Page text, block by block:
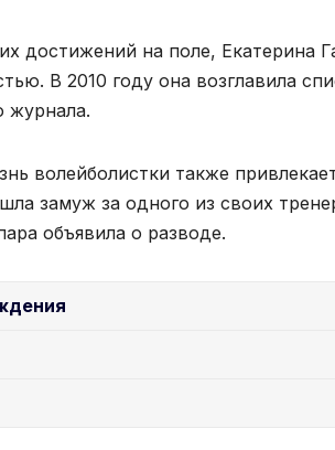
достижений на поле, Екатерина
В 2010 году она возглавила
журнала.
волейболистки также
замуж за одного из своих
объявила о разводе.